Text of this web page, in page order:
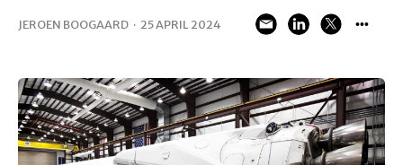
JEROEN BOOGAARD · 25 APRIL 2024